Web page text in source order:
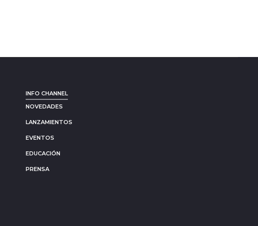
INFO CHANNEL
NOVEDADES
LANZAMIENTOS
EVENTOS
EDUCACIÓN
PRENSA